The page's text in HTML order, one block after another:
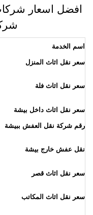
افضل اسعار
الخدمة
نقل اثاث المنزل
نقل اثاث فلة
نقل اثاث داخل بيشة
شركة نقل العفش ببيشة
عفش خارج بيشة
نقل اثاث قصر
نقل اثاث المكاتب